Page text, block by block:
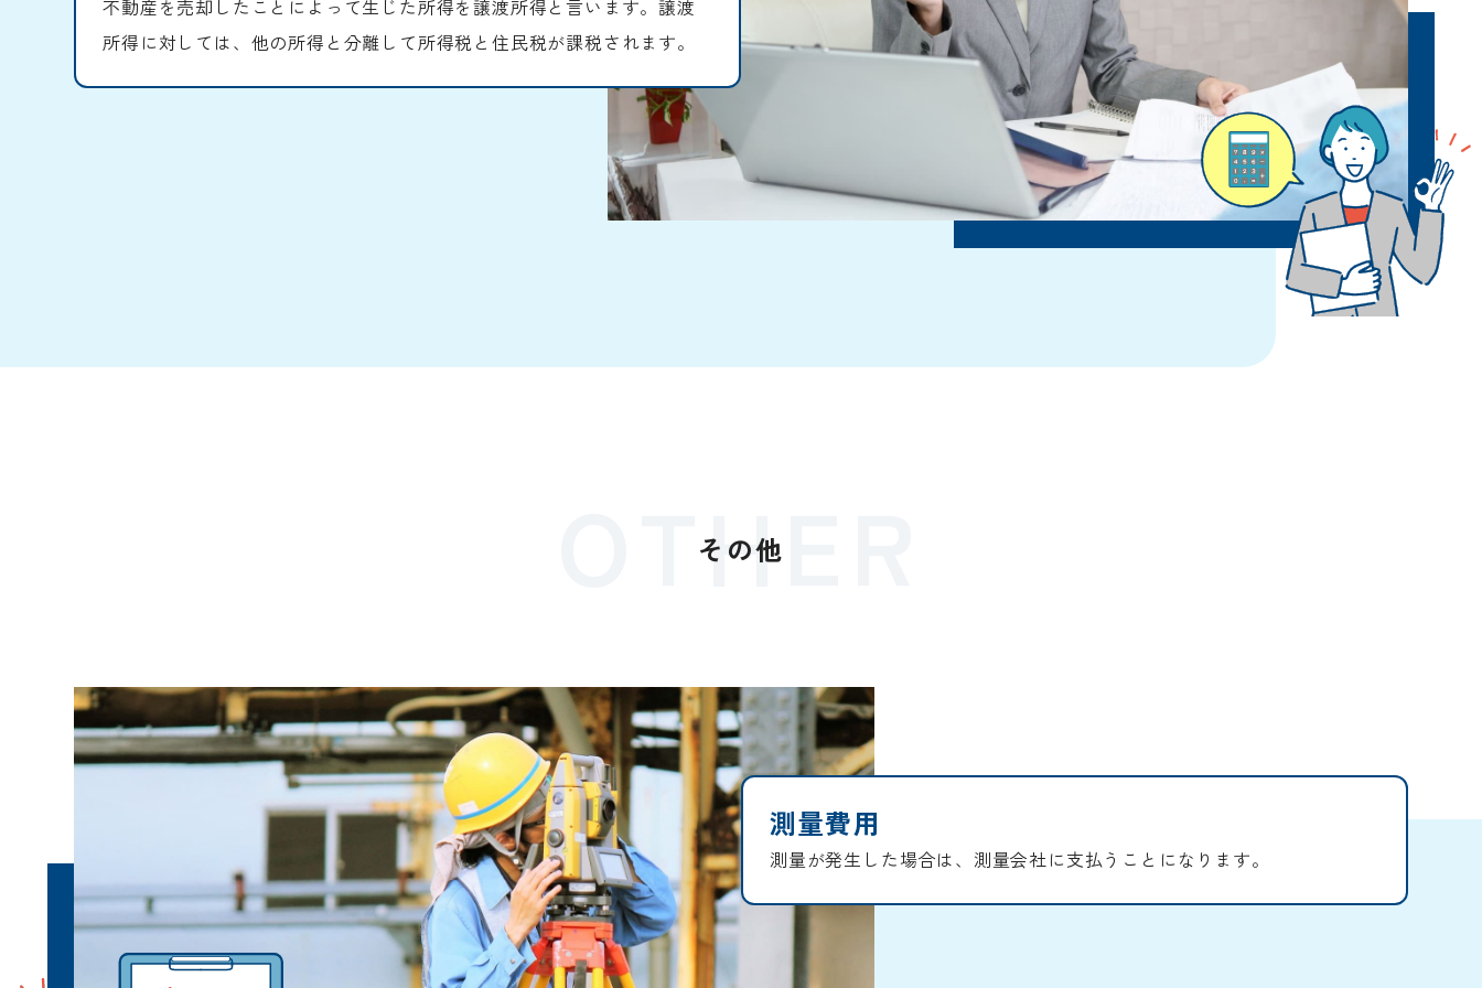
不動産を売却したことによって生じた所得を譲渡所得と言います。譲渡
所得に対しては、他の所得と分離して所得税と住民税が課税されます。
OTHER
その他
測量費用
測量が発生した場合は、測量会社に支払うことになります。